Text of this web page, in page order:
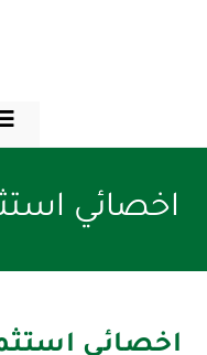
اخصائي
اخصائي